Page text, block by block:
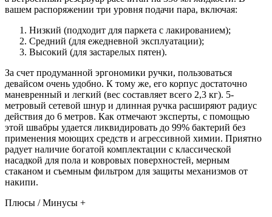
вашем распоряжении три уровня подачи пара, включая:
Низкий (подходит для паркета с лакированием);
Средний (для ежедневной эксплуатации);
Высокий (для застарелых пятен).
За счет продуманной эргономики ручки, пользоваться
девайсом очень удобно. К тому же, его корпус достаточно
маневренный и легкий (вес составляет всего 2,3 кг). 5-
метровый сетевой шнур и длинная ручка расширяют радиус
действия до 6 метров. Как отмечают эксперты, с помощью
этой швабры удается ликвидировать до 99% бактерий без
применения моющих средств и агрессивной химии. Приятно
радует наличие богатой комплектации с классической
насадкой для пола и ковровых поверхностей, мерным
стаканом и съемным фильтром для защиты механизмов от
накипи.
Плюсы / Минусы +